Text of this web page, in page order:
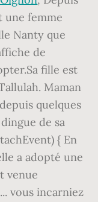
une femme
Nanty que
de
fille est
Maman
quelques
dingue de sa
{ En
a adopté une
venue
vous incarniez